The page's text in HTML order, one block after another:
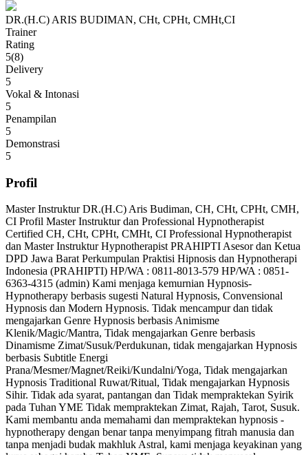
DR.(H.C) ARIS BUDIMAN, CHt, CPHt, CMHt,CI
Trainer
Rating
5(8)
Delivery
5
Vokal & Intonasi
5
Penampilan
5
Demonstrasi
5
Profil
Master Instruktur DR.(H.C) Aris Budiman, CH, CHt, CPHt, CMH,
CI Profil Master Instruktur dan Professional Hypnotherapist
Certified CH, CHt, CPHt, CMHt, CI Professional Hypnotherapist
dan Master Instruktur Hypnotherapist PRAHIPTI Asesor dan Ketua
DPD Jawa Barat Perkumpulan Praktisi Hipnosis dan Hypnotherapi
Indonesia (PRAHIPTI) HP/WA : 0811-8013-579 HP/WA : 0851-
6363-4315 (admin) Kami menjaga kemurnian Hypnosis-
Hypnotherapy berbasis sugesti Natural Hypnosis, Convensional
Hypnosis dan Modern Hypnosis. Tidak mencampur dan tidak
mengajarkan Genre Hypnosis berbasis Animisme
Klenik/Magic/Mantra, Tidak mengajarkan Genre berbasis
Dinamisme Zimat/Susuk/Perdukunan, tidak mengajarkan Hypnosis
berbasis Subtitle Energi
Prana/Mesmer/Magnet/Reiki/Kundalni/Yoga, Tidak mengajarkan
Hypnosis Traditional Ruwat/Ritual, Tidak mengajarkan Hypnosis
Sihir. Tidak ada syarat, pantangan dan Tidak mempraktekan Syirik
pada Tuhan YME Tidak mempraktekan Zimat, Rajah, Tarot, Susuk.
Kami membantu anda memahami dan mempraktekan hypnosis -
hypnotherapy dengan benar tanpa menyimpang fitrah manusia dan
tanpa menjadi budak makhluk Astral, kami menjaga keyakinan yang